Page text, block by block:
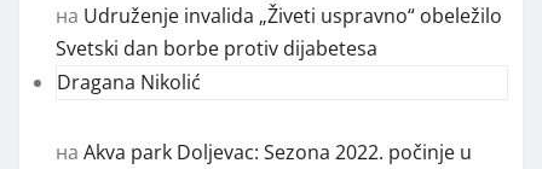
на Udruženje invalida „Živeti uspravno“ obeležilo
Svetski dan borbe protiv dijabetesa
Dragana Nikolić
на Akva park Doljevac: Sezona 2022. počinje u